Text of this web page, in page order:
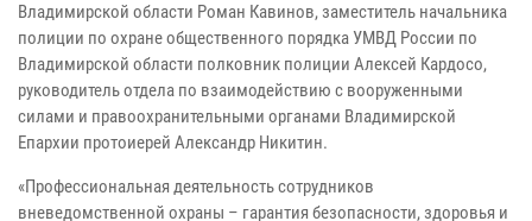
Владимирской области Роман Кавинов, заместитель начальника
полиции по охране общественного порядка УМВД России по
Владимирской области полковник полиции Алексей Кардосо,
руководитель отдела по взаимодействию с вооруженными
силами и правоохранительными органами Владимирской
Епархии протоиерей Александр Никитин.
«Профессиональная деятельность сотрудников
вневедомственной охраны – гарантия безопасности, здоровья и